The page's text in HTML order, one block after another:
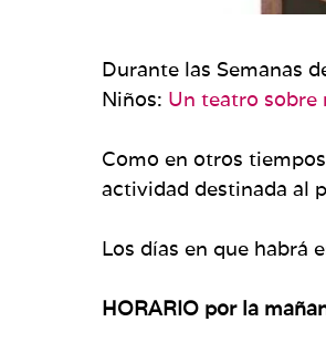
Durante las Semanas
Niños: Un teatro sobre
Como en otros
actividad destinada al
Los días en que habrá
HORARIO por la